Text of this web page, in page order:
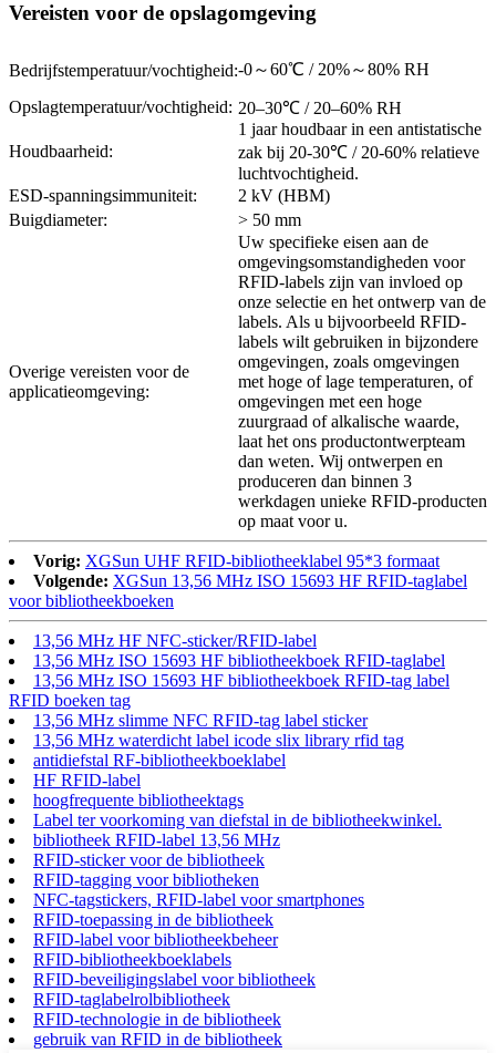
Vereisten voor de opslagomgeving
Bedrijfstemperatuur/vochtigheid:-0～60℃ / 20%～80% RH
Opslagtemperatuur/vochtigheid: 20–30℃ / 20–60% RH
Houdbaarheid:
1 jaar houdbaar in een antistatische
zak bij 20-30℃ / 20-60% relatieve
luchtvochtigheid.
ESD-spanningsimmuniteit:
2 kV (HBM)
Buigdiameter:
> 50 mm
Overige vereisten voor de
applicatieomgeving:
Uw specifieke eisen aan de
omgevingsomstandigheden voor
RFID-labels zijn van invloed op
onze selectie en het ontwerp van de
labels. Als u bijvoorbeeld RFID-
labels wilt gebruiken in bijzondere
omgevingen, zoals omgevingen
met hoge of lage temperaturen, of
omgevingen met een hoge
zuurgraad of alkalische waarde,
laat het ons productontwerpteam
dan weten. Wij ontwerpen en
produceren dan binnen 3
werkdagen unieke RFID-producten
op maat voor u.
Vorig: XGSun UHF RFID-bibliotheeklabel 95*3 formaat
Volgende: XGSun 13,56 MHz ISO 15693 HF RFID-taglabel
voor bibliotheekboeken
13,56 MHz HF NFC-sticker/RFID-label
13,56 MHz ISO 15693 HF bibliotheekboek RFID-taglabel
13,56 MHz ISO 15693 HF bibliotheekboek RFID-tag label
RFID boeken tag
13,56 MHz slimme NFC RFID-tag label sticker
13,56 MHz waterdicht label icode slix library rfid tag
antidiefstal RF-bibliotheekboeklabel
HF RFID-label
hoogfrequente bibliotheektags
Label ter voorkoming van diefstal in de bibliotheekwinkel.
bibliotheek RFID-label 13,56 MHz
RFID-sticker voor de bibliotheek
RFID-tagging voor bibliotheken
NFC-tagstickers, RFID-label voor smartphones
RFID-toepassing in de bibliotheek
RFID-label voor bibliotheekbeheer
RFID-bibliotheekboeklabels
RFID-beveiligingslabel voor bibliotheek
RFID-taglabelrolbibliotheek
RFID-technologie in de bibliotheek
gebruik van RFID in de bibliotheek